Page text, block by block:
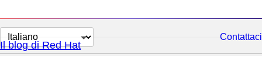
Cambia
lingua
Contattaci
Il blog di Red Hat